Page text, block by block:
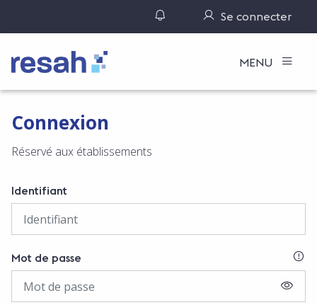
Gérer ses notifications
Se connecter
Logo Resah MENU
Connexion
Réservé aux établissements
Identifiant
Mot de passe